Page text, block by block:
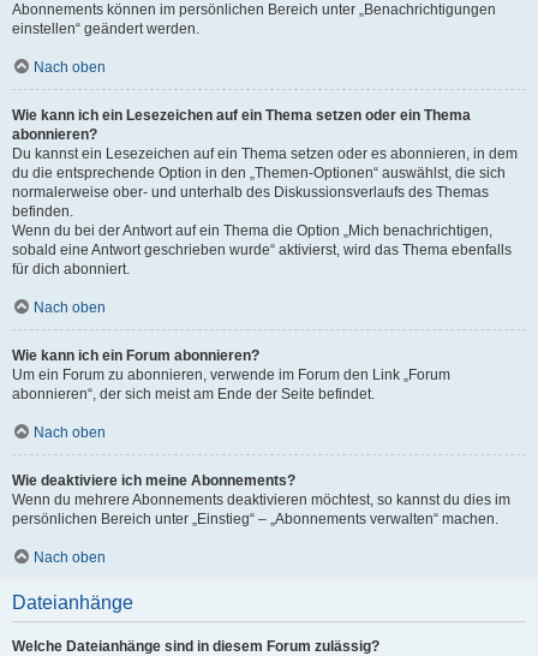
Abonnements können im persönlichen Bereich unter „Benachrichtigungen
einstellen“ geändert werden.
Nach oben
Wie kann ich ein Lesezeichen auf ein Thema setzen oder ein Thema
abonnieren?
Du kannst ein Lesezeichen auf ein Thema setzen oder es abonnieren, in dem
du die entsprechende Option in den „Themen-Optionen“ auswählst, die sich
normalerweise ober- und unterhalb des Diskussionsverlaufs des Themas
befinden.
Wenn du bei der Antwort auf ein Thema die Option „Mich benachrichtigen,
sobald eine Antwort geschrieben wurde“ aktivierst, wird das Thema ebenfalls
für dich abonniert.
Nach oben
Wie kann ich ein Forum abonnieren?
Um ein Forum zu abonnieren, verwende im Forum den Link „Forum
abonnieren“, der sich meist am Ende der Seite befindet.
Nach oben
Wie deaktiviere ich meine Abonnements?
Wenn du mehrere Abonnements deaktivieren möchtest, so kannst du dies im
persönlichen Bereich unter „Einstieg“ – „Abonnements verwalten“ machen.
Nach oben
Dateianhänge
Welche Dateianhänge sind in diesem Forum zulässig?